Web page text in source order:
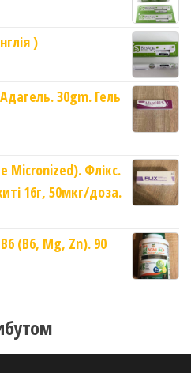
)
30gm. Гель
Micronized). Флікс.
16г, 50мкг/доза.
(B6, Mg, Zn). 90